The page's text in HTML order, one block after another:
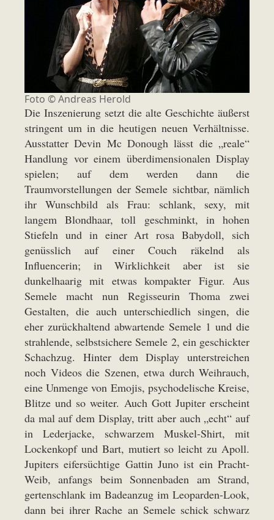
Foto © Andreas Herold
Die Inszenierung setzt die alte Geschichte äußerst
stringent um in die heutigen neuen Verhältnisse.
Ausstatter Devin Mc Donough lässt die „reale“
Handlung vor einem überdimensionalen Display
spielen; auf dem werden dann die
Traumvorstellungen der Semele sichtbar, nämlich
ihr Wunschbild als Frau: schlank, sexy, mit
langem Blondhaar, toll geschminkt, in hohen
Stiefeln und in einer Art rosa Babydoll, sich
genüsslich auf einer Couch räkelnd als
Influencerin; in Wirklichkeit aber ist sie
dunkelhaarig mit etwas kompakter Figur. Aus
Semele macht nun Regisseurin Thoma zwei
Gestalten, die auch unterschiedlich singen, die
eher zurückhaltend abwartende Semele 1 und die
strahlende, selbstsichere Semele 2, ein geschickter
Schachzug. Hinter dem Display unterstreichen
noch Videos die Szenen, etwa durch Weihrauch,
eine Unmenge von Emojis, psychodelische Kreise,
Blitze und so weiter. Auch Gott Jupiter erscheint
da mal auf dem Display, tritt aber auch „echt“ auf
in Lederjacke, schwarzem Muskel-Shirt, mit
Lockenkopf und Bart, mutiert so leicht zu Apoll.
Jupiters eifersüchtige Gattin Juno ist ein Pracht-
Weib, anfangs beim Sonnenbaden am Strand,
gertenschlank im Badeanzug im Leoparden-Look,
dann bei ihrer Rache an Semele schick schwarz